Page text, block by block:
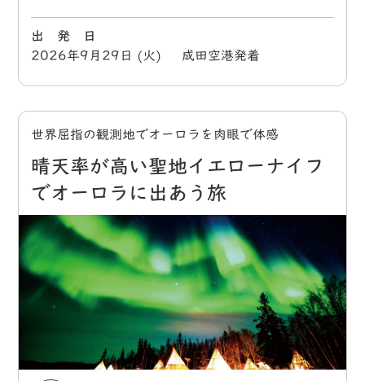
出 発 日
2026年9月29日 (火) 成田空港発着
世界屈指の観測地でオーロラを肉眼で体感
晴天率が高い聖地イエローナイフ
でオーロラに出あう旅